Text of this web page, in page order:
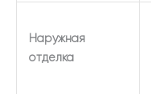
Наружная
отделка